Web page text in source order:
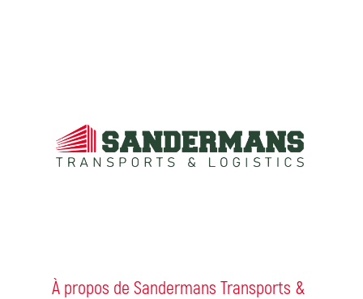
À propos de Sandermans Transports &